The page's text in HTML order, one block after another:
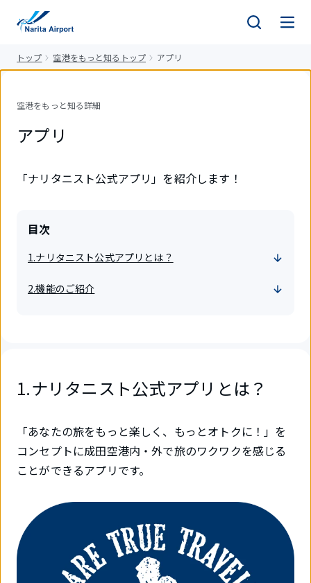
トップ 空港をもっと知るトップ アプリ
空港をもっと知る詳細
アプリ
「ナリタニスト公式アプリ」を紹介します！
目次
1.ナリタニスト公式アプリとは？
2.機能のご紹介
1.ナリタニスト公式アプリとは？
「あなたの旅をもっと楽しく、もっとオトクに！」を
コンセプトに成田空港内・外で旅のワクワクを感じる
ことができるアプリです。